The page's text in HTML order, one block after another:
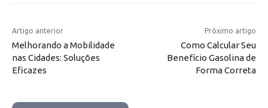
Artigo anterior
Melhorando a Mobilidade
nas Cidades: Soluções
Eficazes
Próximo artigo
Como Calcular Seu
Benefício Gasolina de
Forma Correta